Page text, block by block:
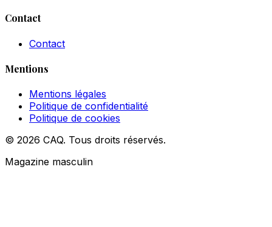
Contact
Contact
Mentions
Mentions légales
Politique de confidentialité
Politique de cookies
© 2026 CAQ. Tous droits réservés.
Magazine masculin